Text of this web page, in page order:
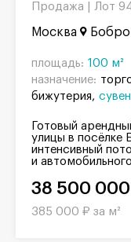
Продажа | Лот
Москва
площадь: 100 м²
назначение:
бижутерия
Готовый
улицы в посёлке
интенсивный
и
38 500
385 000 ₽ за м²